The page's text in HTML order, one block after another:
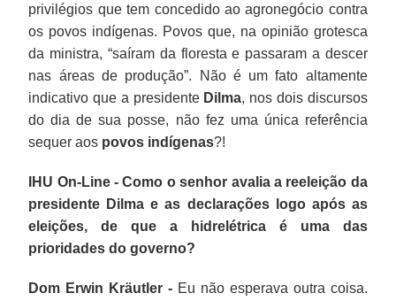
privilégios que tem concedido ao agronegócio contra
os povos indígenas. Povos que, na opinião grotesca
da ministra, “saíram da floresta e passaram a descer
nas áreas de produção”. Não é um fato altamente
indicativo que a presidente Dilma, nos dois discursos
do dia de sua posse, não fez uma única referência
sequer aos povos indígenas?!
IHU On-Line - Como o senhor avalia a reeleição da
presidente Dilma e as declarações logo após as
eleições, de que a hidrelétrica é uma das
prioridades do governo?
Dom Erwin Kräutler - Eu não esperava outra coisa.